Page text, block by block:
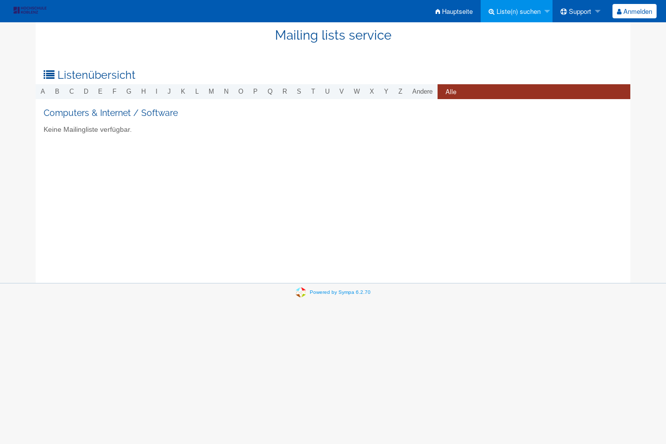
Hauptseite Liste(n) suchen Support Anmelden
Mailing lists service
Listenübersicht
A B C D E F G H J K L M N O P Q R S T U V W X Y Z Andere Alle
Computers & Internet / Software
Keine Mailingliste verfügbar.
Powered by Sympa 6.2.70